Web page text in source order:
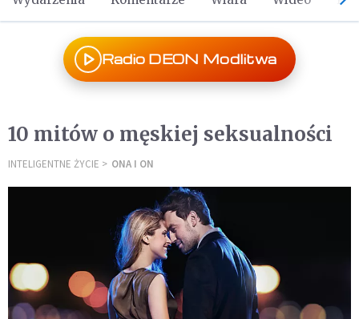
Radio DEON Modlitwa
10 mitów o męskiej seksualności
INTELIGENTNE ŻYCIE ONA I ON